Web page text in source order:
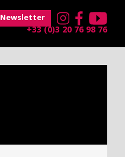
Newsletter
+33 (0)3 20 76 98 76